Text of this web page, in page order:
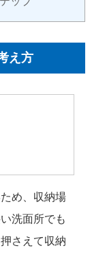
え方
め、収納場
洗面所でも
さえて収納